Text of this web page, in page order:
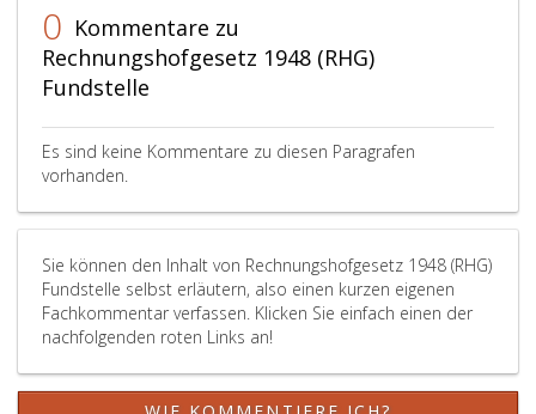
0 Kommentare zu
Rechnungshofgesetz 1948 (RHG)
Fundstelle
Es sind keine Kommentare zu diesen Paragrafen
vorhanden.
Sie können den Inhalt von Rechnungshofgesetz 1948 (RHG)
Fundstelle selbst erläutern, also einen kurzen eigenen
Fachkommentar verfassen. Klicken Sie einfach einen der
nachfolgenden roten Links an!